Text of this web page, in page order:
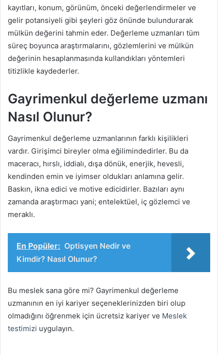
kayıtları, konum, görünüm, önceki değerlendirmeler ve
gelir potansiyeli gibi şeyleri göz önünde bulundurarak
mülkün değerini tahmin eder. Değerleme uzmanları tüm
süreç boyunca araştırmalarını, gözlemlerini ve mülkün
değerinin hesaplanmasında kullandıkları yöntemleri
titizlikle kaydederler.
Gayrimenkul değerleme uzmanı
Nasıl Olunur?
Gayrimenkul değerleme uzmanlarının farklı kişilikleri
vardır. Girişimci bireyler olma eğilimindedirler. Bu da
maceracı, hırslı, iddialı, dışa dönük, enerjik, hevesli,
kendinden emin ve iyimser oldukları anlamına gelir.
Baskın, ikna edici ve motive edicidirler. Bazıları aynı
zamanda araştırmacı yani; entelektüel, iç gözlemci ve
meraklı.
En Popüler: Optisyen Nedir ve
Kimdir? Nasıl Olunur?
Bu meslek sana göre mi? Gayrimenkul değerleme
uzmanının en iyi kariyer seçeneklerinizden biri olup
olmadığını öğrenmek için ücretsiz kariyer ve Meslek
testimizi uygulayın.